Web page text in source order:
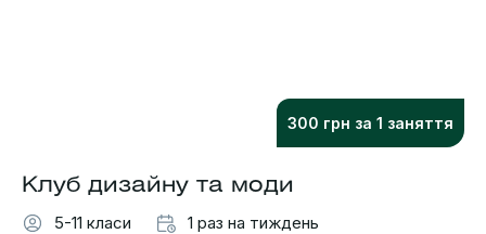
300 грн за 1 заняття
Клуб дизайну та моди
5-11 класи
1 раз на тиждень